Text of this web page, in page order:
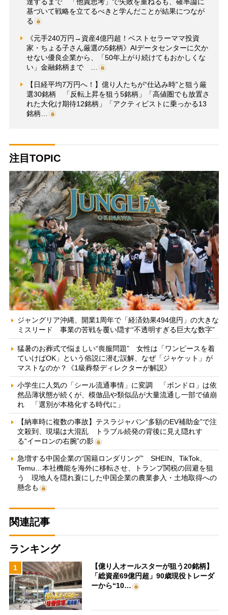
基づいて戦略を立てるべきと学んだことが結果につなが
る
《元手240万円→資産4億円超！ベストセラーママ投資
家・ちょる子さん厳選の5銘柄》AIデータセンターに欠か
せない優良企業から、「50年上がり続けてもおかしくな
い」金融銘柄まで …
【日経平均7万円へ！】億り人たちが“仕込み時”と狙う厳
選30銘柄 「反転上昇を狙う5銘柄」「高値圏でも放置さ
れた大化け期待12銘柄」「アクティビストに乗っかる13
銘柄…
注目TOPIC
ジャングリア沖縄、開業1周年で「経済効果494億円」の大きな
ミスリード 事業の苦戦を覆い隠す“不透明すぎる巨大な数字”
猛暑のお葬式で悩ましい“喪服問題” 女性は「ワンピースを着
ていけばOK」という俗説に潜む誤解、なぜ「ジャケット」が
マストなのか？《1級葬祭ディレクターが解説》
小学生に人気の「シール流通事情」に変調 「ボンドロ」は依
然品薄状態が続くが、模倣品や類似品が大量流通し一部で値崩
れ 「選別が本格化する時代に」
【納車時に複数の事故】テスラジャパン“多額のEV補助金”で注
文殺到、現場は大混乱 トラブル続発の背後に見え隠れす
る“イーロンの右腕”の影
急増する中国企業の“国籍ロンダリング” SHEIN、TikTok、
Temu…本社機能を海外に移転させ、トランプ関税の回避を狙
う 現地人を隠れ蓑にした中国企業の農業参入・土地取得への
懸念も
関連記事
ランキング
1
【億り人オールスターが狙う20銘柄】
「総資産69億円超」90歳現役トレーダ
ーから“10…